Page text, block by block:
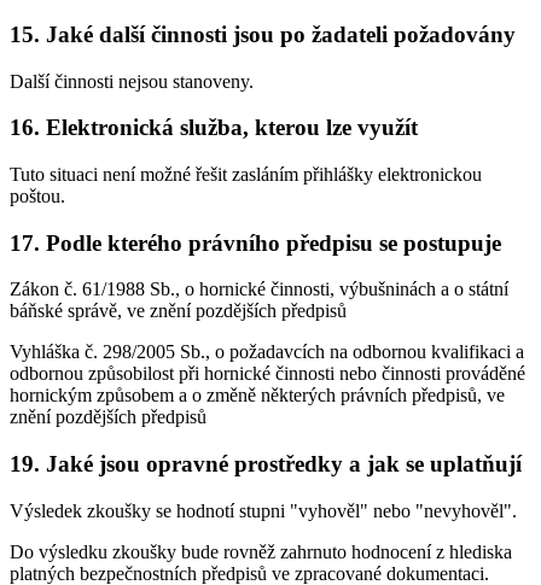
15. Jaké další činnosti jsou po žadateli požadovány
Další činnosti nejsou stanoveny.
16. Elektronická služba, kterou lze využít
Tuto situaci není možné řešit zasláním přihlášky elektronickou
poštou.
17. Podle kterého právního předpisu se postupuje
Zákon č. 61/1988 Sb., o hornické činnosti, výbušninách a o státní
báňské správě, ve znění pozdějších předpisů
Vyhláška č. 298/2005 Sb., o požadavcích na odbornou kvalifikaci a
odbornou způsobilost při hornické činnosti nebo činnosti prováděné
hornickým způsobem a o změně některých právních předpisů, ve
znění pozdějších předpisů
19. Jaké jsou opravné prostředky a jak se uplatňují
Výsledek zkoušky se hodnotí stupni "vyhověl" nebo "nevyhověl".
Do výsledku zkoušky bude rovněž zahrnuto hodnocení z hlediska
platných bezpečnostních předpisů ve zpracované dokumentaci.